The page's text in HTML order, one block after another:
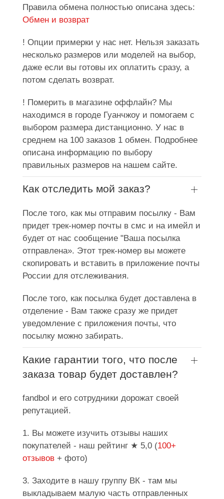
Правила обмена полностью описана здесь:
Обмен и возврат
! Опции примерки у нас нет. Нельзя заказать
несколько размеров или моделей на выбор,
даже если вы готовы их оплатить сразу, а
потом сделать возврат.
! Померить в магазине оффлайн? Мы
находимся в городе Гуанчжоу и помогаем с
выбором размера дистанционно. У нас в
среднем на 100 заказов 1 обмен. Подробнее
описана информацию по выбору
правильных размеров на нашем сайте.
Как отследить мой заказ?
После того, как мы отправим посылку - Вам
придет трек-номер почты в смс и на имейл и
будет от нас сообщение "Ваша посылка
отправлена». Этот трек-номер вы можете
скопировать и вставить в приложение почты
России для отслеживания.
После того, как посылка будет доставлена в
отделение - Вам также сразу же придет
уведомление с приложения почты, что
посылку можно забирать.
Какие гарантии того, что после
заказа товар будет доставлен?
fandbol и его сотрудники дорожат своей
репутацией.
1. Вы можете изучить отзывы наших
покупателей - наш рейтинг ★ 5,0 (100+
отзывов + фото)
3. Заходите в нашу группу ВК - там мы
выкладываем малую часть отправленных